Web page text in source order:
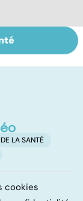
un
LA SANTÉ
cookies